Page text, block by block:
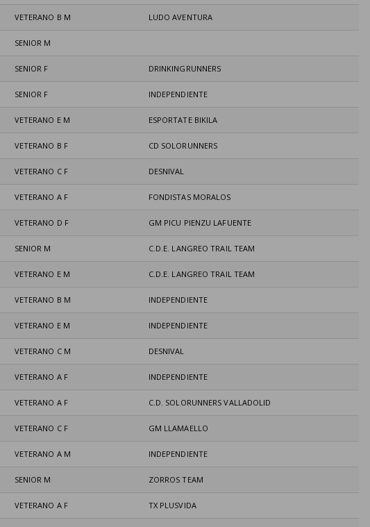
VETERANO B M LUDO AVENTURA
SENIOR M
SENIOR F DRINKINGRUNNERS
SENIOR F INDEPENDIENTE
VETERANO E M ESPORTATE BIKILA
VETERANO B F CD SOLORUNNERS
VETERANO C F DESNIVAL
VETERANO A F FONDISTAS MORALOS
VETERANO D F GM PICU PIENZU LAFUENTE
SENIOR M C.D.E. LANGREO TRAIL TEAM
VETERANO E M C.D.E. LANGREO TRAIL TEAM
VETERANO B M INDEPENDIENTE
VETERANO E M INDEPENDIENTE
VETERANO C M DESNIVAL
VETERANO A F INDEPENDIENTE
VETERANO A F C.D. SOLORUNNERS VALLADOLID
VETERANO C F GM LLAMAELLO
VETERANO A M INDEPENDIENTE
SENIOR M ZORROS TEAM
VETERANO A F TX PLUSVIDA